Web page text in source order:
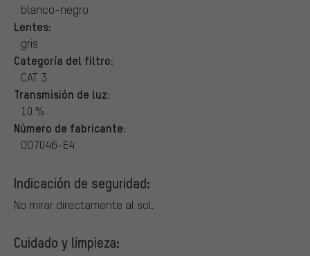
blanco-negro
Lentes:
gris
Categoría del filtro:
CAT 3
Transmisión de luz:
10 %
Número de fabricante:
OO7046-E4
Indicación de seguridad:
No mirar directamente al sol.
Cuidado y limpieza: